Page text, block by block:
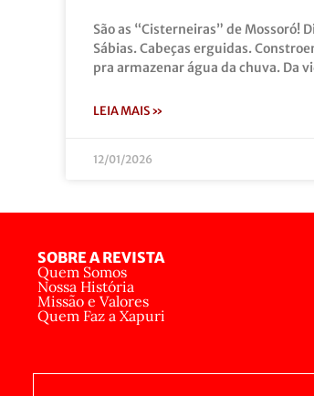
São as “Cisterneiras” de Mossoró!
Sábias. Cabeças erguidas.
pra armazenar água da chuva. Da
LEIA MAIS »
12/01/2026
SOBRE A REVISTA
Quem Somos
Nossa História
Missão e Valores
Quem Faz a Xapuri